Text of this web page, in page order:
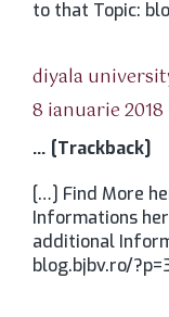
to that Topic:
diyala
8 ianuarie 2018
… [Trackback]
[…] Find More
Informations
additional
blog.bjbv.ro/